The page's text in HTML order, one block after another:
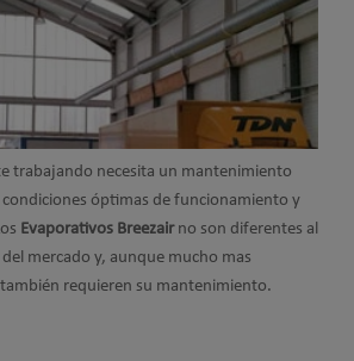
trabajando necesita un mantenimiento
condiciones óptimas de funcionamiento y
Evaporativos Breezairno son diferentes al
mercado y, aunque mucho mas
requieren su mantenimiento.